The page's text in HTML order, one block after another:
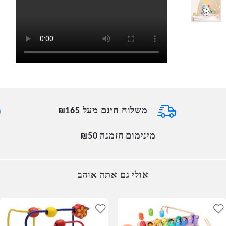
משלוח חינם מעל ₪165
מינימום הזמנה ₪50
אולי גם אתה אוהב